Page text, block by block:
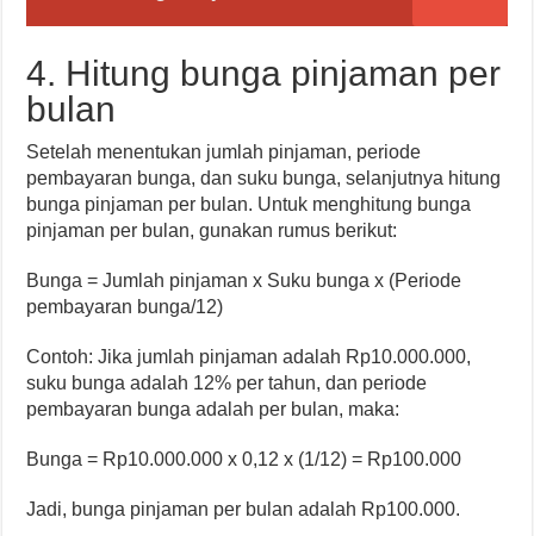
4. Hitung bunga pinjaman per
bulan
Setelah menentukan jumlah pinjaman, periode
pembayaran bunga, dan suku bunga, selanjutnya hitung
bunga pinjaman per bulan. Untuk menghitung bunga
pinjaman per bulan, gunakan rumus berikut:
Bunga = Jumlah pinjaman x Suku bunga x (Periode
pembayaran bunga/12)
Contoh: Jika jumlah pinjaman adalah Rp10.000.000,
suku bunga adalah 12% per tahun, dan periode
pembayaran bunga adalah per bulan, maka:
Bunga = Rp10.000.000 x 0,12 x (1/12) = Rp100.000
Jadi, bunga pinjaman per bulan adalah Rp100.000.